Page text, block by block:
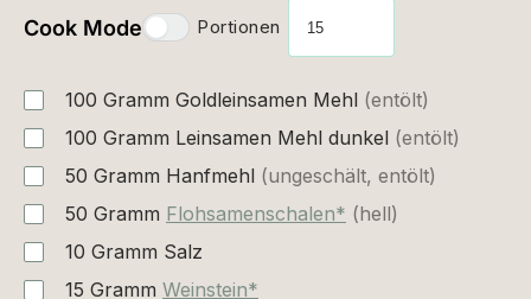
Cook Mode Portionen
100 Gramm Goldleinsamen Mehl (entölt)
100 Gramm Leinsamen Mehl dunkel (entölt)
50 Gramm Hanfmehl (ungeschält, entölt)
50 Gramm Flohsamenschalen* (hell)
10 Gramm Salz
15 Gramm Weinstein*